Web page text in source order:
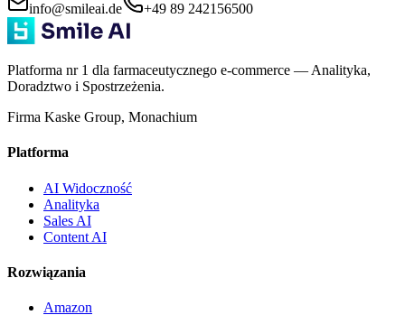
info@smileai.de +49 89 242156500
Platforma nr 1 dla farmaceutycznego e-commerce — Analityka,
Doradztwo i Spostrzeżenia.
Firma Kaske Group, Monachium
Platforma
AI Widoczność
Analityka
Sales AI
Content AI
Rozwiązania
Amazon